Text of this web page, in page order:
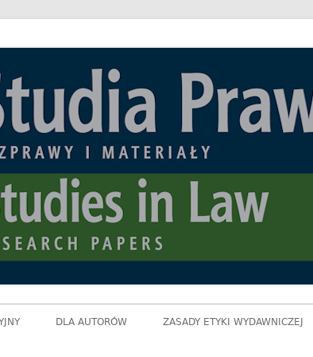
i Materiały
DLA AUTORÓW ZASADY ETYKI WYDAWNICZEJ